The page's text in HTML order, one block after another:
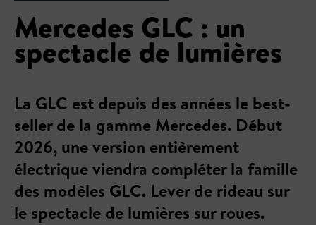
Mercedes GLC : un
spectacle de lumières
La GLC est depuis des années le best-
seller de la gamme Mercedes. Début
2026, une version entièrement
électrique viendra compléter la famille
des modèles GLC. Lever de rideau sur
le spectacle de lumières sur roues.